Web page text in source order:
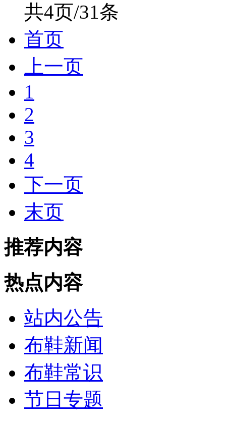
共4页/31条
首页
上一页
1
2
3
4
下一页
末页
推荐内容
热点内容
站内公告
布鞋新闻
布鞋常识
节日专题